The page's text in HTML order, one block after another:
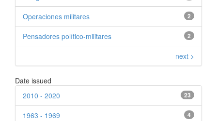
2
Operaciones militares
2
Pensadores político-militares
next >
Date issued
23
2010 - 2020
4
1963 - 1969